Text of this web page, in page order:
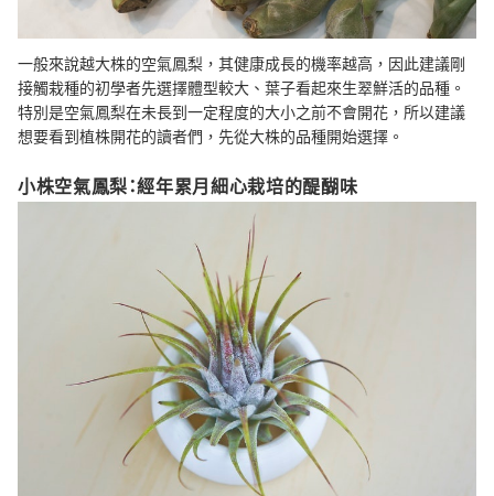
一般來說越大株的空氣鳳梨，其健康成長的機率越高，因此建議剛
接觸栽種的初學者先選擇體型較大、葉子看起來生翠鮮活的品種。
特別是空氣鳳梨在未長到一定程度的大小之前不會開花，所以建議
想要看到植株開花的讀者們，先從大株的品種開始選擇。
小株空氣鳳梨：經年累月細心栽培的醍醐味